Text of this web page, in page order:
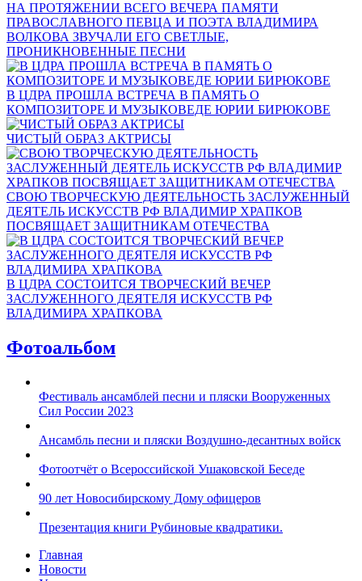
НА ПРОТЯЖЕНИИ ВСЕГО ВЕЧЕРА ПАМЯТИ
ПРАВОСЛАВНОГО ПЕВЦА И ПОЭТА ВЛАДИМИРА
ВОЛКОВА ЗВУЧАЛИ ЕГО СВЕТЛЫЕ,
ПРОНИКНОВЕННЫЕ ПЕСНИ
В ЦДРА ПРОШЛА ВСТРЕЧА В ПАМЯТЬ О
КОМПОЗИТОРЕ И МУЗЫКОВЕДЕ ЮРИИ БИРЮКОВЕ
ЧИСТЫЙ ОБРАЗ АКТРИСЫ
СВОЮ ТВОРЧЕСКУЮ ДЕЯТЕЛЬНОСТЬ ЗАСЛУЖЕННЫЙ
ДЕЯТЕЛЬ ИСКУССТВ РФ ВЛАДИМИР ХРАПКОВ
ПОСВЯЩАЕТ ЗАЩИТНИКАМ ОТЕЧЕСТВА
В ЦДРА СОСТОИТСЯ ТВОРЧЕСКИЙ ВЕЧЕР
ЗАСЛУЖЕННОГО ДЕЯТЕЛЯ ИСКУССТВ РФ
ВЛАДИМИРА ХРАПКОВА
Фотоальбом
Фестиваль ансамблей песни и пляски Вооруженных
Сил России 2023
Ансамбль песни и пляски Воздушно-десантных войск
Фотоотчёт о Всероссийской Ушаковской Беседе
90 лет Новосибирскому Дому офицеров
Презентация книги Рубиновые квадратики.
Главная
Новости